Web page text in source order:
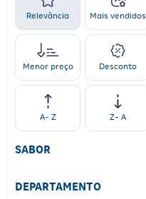
Relevância Mais vendidos
Menor preço Desconto
A- Z Z- A
DEPARTAMENTO
SABOR